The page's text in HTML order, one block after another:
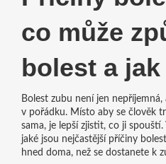
co může
bolest a
Bolest zubu není jen
v pořádku. Místo aby se člověk
sama, je lepší zjistit, co ji
jaké jsou nejčastější příčiny
hned doma, než se dostanete k